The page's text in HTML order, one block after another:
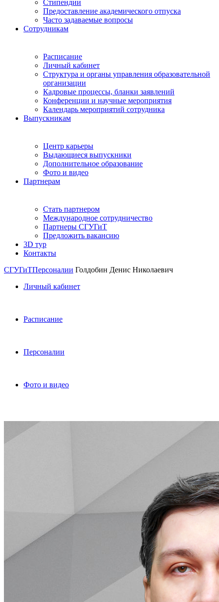
Стипендии
Предоставление академического отпуска
Часто задаваемые вопросы
Сотрудникам
Расписание
Личный кабинет
Структура и органы управления образовательной
организации
Кадровые процессы, бланки заявлений
Конференции и научные мероприятия
Календарь мероприятий сотрудника
Выпускникам
Центр карьеры
Выдающиеся выпускники
Дополнительное образование
Фото и видео
Партнерам
Стать партнером
Международное сотрудничество
Партнеры СГУГиТ
Предложить вакансию
3D тур
Контакты
СГУГиТПерсоналии Голдобин Денис Николаевич
Личный кабинет
Расписание
Персоналии
Фото и видео